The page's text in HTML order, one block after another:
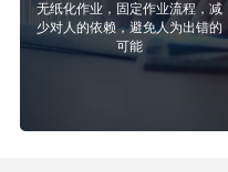
无纸化作业，固定作业流程，减
少对人的依赖，避免人为出错的
可能